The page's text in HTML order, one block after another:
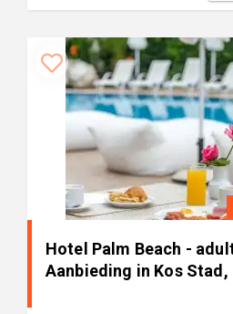
Hotel Palm Beach -
Aanbieding in Kos Stad,